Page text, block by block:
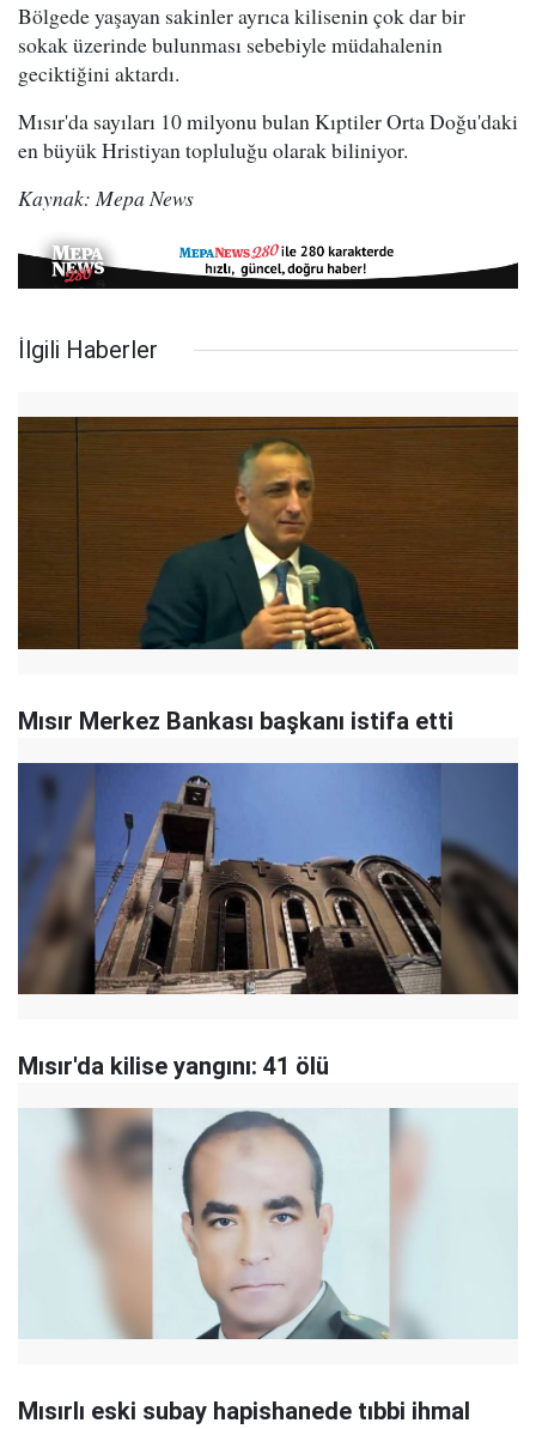
Bölgede yaşayan sakinler ayrıca kilisenin çok dar bir
sokak üzerinde bulunması sebebiyle müdahalenin
geciktiğini aktardı.
Mısır'da sayıları 10 milyonu bulan Kıptiler Orta Doğu'daki
en büyük Hristiyan topluluğu olarak biliniyor.
Kaynak: Mepa News
İlgili Haberler
Mısır Merkez Bankası başkanı istifa etti
Mısır'da kilise yangını: 41 ölü
Mısırlı eski subay hapishanede tıbbi ihmal